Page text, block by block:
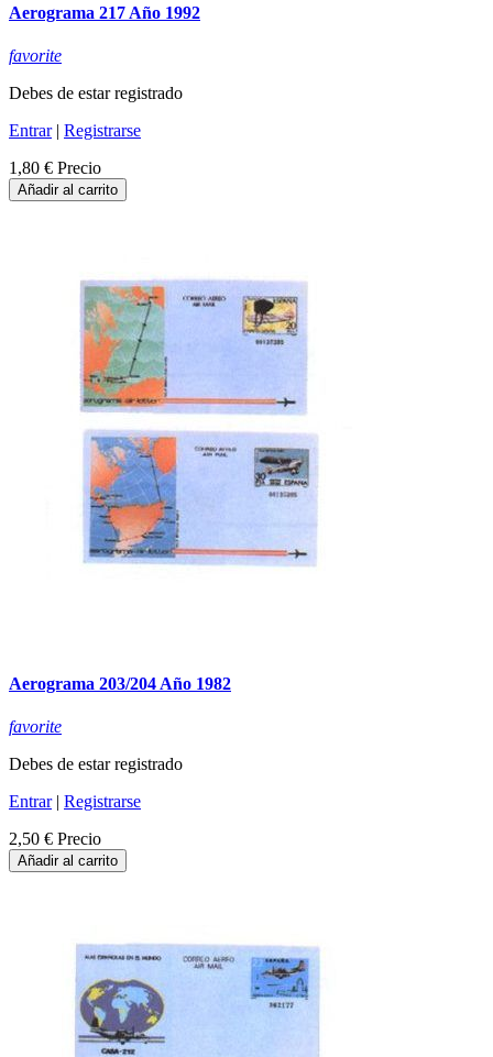
Aerograma 217 Año 1992
favorite
Debes de estar registrado
Entrar| Registrarse
1,80 € Precio
Añadir al carrito
Aerograma 203/204 Año 1982
favorite
Debes de estar registrado
Entrar| Registrarse
2,50 € Precio
Añadir al carrito